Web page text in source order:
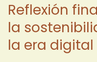
Reflexión
la
la era digital